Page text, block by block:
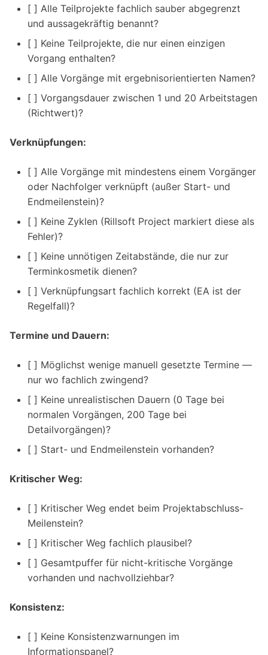
[ ] Alle Teilprojekte fachlich sauber abgegrenzt
und aussagekräftig benannt?
[ ] Keine Teilprojekte, die nur einen einzigen
Vorgang enthalten?
[ ] Alle Vorgänge mit ergebnisorientierten Namen?
[ ] Vorgangsdauer zwischen 1 und 20 Arbeitstagen
(Richtwert)?
Verknüpfungen:
[ ] Alle Vorgänge mit mindestens einem Vorgänger
oder Nachfolger verknüpft (außer Start- und
Endmeilenstein)?
[ ] Keine Zyklen (Rillsoft Project markiert diese als
Fehler)?
[ ] Keine unnötigen Zeitabstände, die nur zur
Terminkosmetik dienen?
[ ] Verknüpfungsart fachlich korrekt (EA ist der
Regelfall)?
Termine und Dauern:
[ ] Möglichst wenige manuell gesetzte Termine —
nur wo fachlich zwingend?
[ ] Keine unrealistischen Dauern (0 Tage bei
normalen Vorgängen, 200 Tage bei
Detailvorgängen)?
[ ] Start- und Endmeilenstein vorhanden?
Kritischer Weg:
[ ] Kritischer Weg endet beim Projektabschluss-
Meilenstein?
[ ] Kritischer Weg fachlich plausibel?
[ ] Gesamtpuffer für nicht-kritische Vorgänge
vorhanden und nachvollziehbar?
Konsistenz:
[ ] Keine Konsistenzwarnungen im
Informationspanel?